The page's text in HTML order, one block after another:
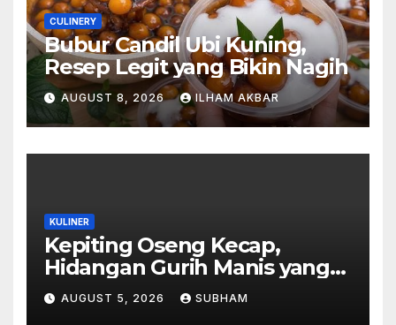
CULINERY
Bubur Candil Ubi Kuning,
Resep Legit yang Bikin Nagih
AUGUST 8, 2026 ILHAM AKBAR
KULINER
Kepiting Oseng Kecap,
Hidangan Gurih Manis yang
Selalu Menggugah Selera di
Setiap Suapan
AUGUST 5, 2026 SUBHAM